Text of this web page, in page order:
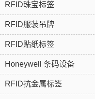
RFID珠宝标签
RFID服装吊牌
RFID贴纸标签
Honeywell 条码设备
RFID抗金属标签